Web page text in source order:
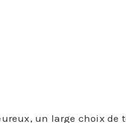
un large choix de